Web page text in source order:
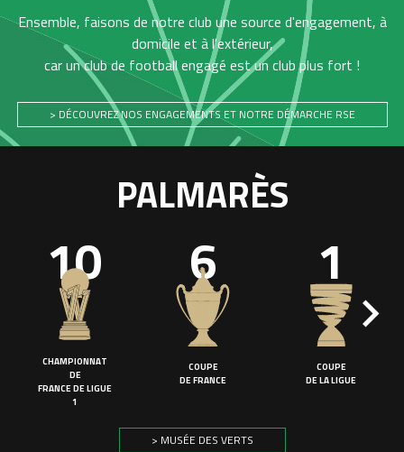
Ensemble, faisons de notre club une source d'engagement, à
domicile et à l'extérieur,
car un club de football engagé est un club plus fort !
> DÉCOUVREZ NOS ENGAGEMENTS ET NOTRE DÉMARCHE RSE
PALMARÈS
10
CHAMPIONNAT
DE
FRANCE DE LIGUE
1
6
COUPE
DE FRANCE
1
COUPE
DE LA LIGUE
> MUSÉE DES VERTS